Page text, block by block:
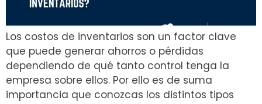
Los costos de inventarios son un factor clave
que puede generar ahorros o pérdidas
dependiendo de qué tanto control tenga la
empresa sobre ellos. Por ello es de suma
importancia que conozcas los distintos tipos